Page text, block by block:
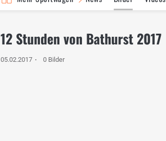
12 Stunden von Bathurst 2017
05.02.2017 0 Bilder